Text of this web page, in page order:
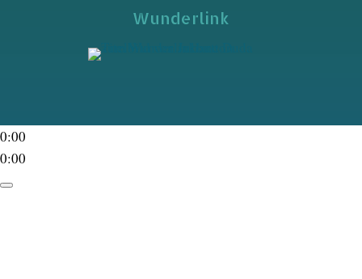
Wunderlink
0:00
0:00